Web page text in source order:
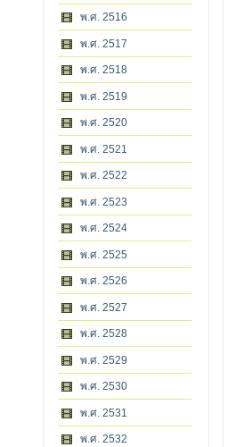
พ.ศ. 2516
พ.ศ. 2517
พ.ศ. 2518
พ.ศ. 2519
พ.ศ. 2520
พ.ศ. 2521
พ.ศ. 2522
พ.ศ. 2523
พ.ศ. 2524
พ.ศ. 2525
พ.ศ. 2526
พ.ศ. 2527
พ.ศ. 2528
พ.ศ. 2529
พ.ศ. 2530
พ.ศ. 2531
พ.ศ. 2532